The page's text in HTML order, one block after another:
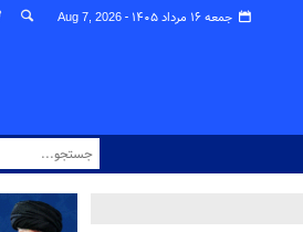
جمعه ۱۶ مرداد ۱۴۰۵ - Aug 7, 2026